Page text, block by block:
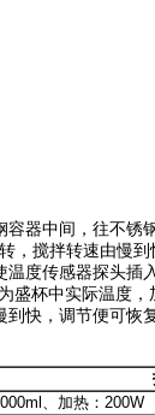
器中间，往不
搅拌转速由慢到
度传感器探头插
杯中实际温度
快，调节便可恢
、加热：200W